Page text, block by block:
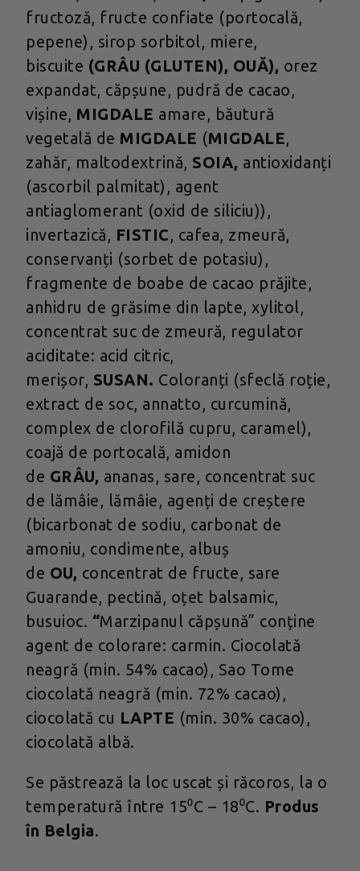
fructoză, fructe confiate (portocală,
pepene), sirop sorbitol, miere,
biscuite (GRÂU (GLUTEN), OUĂ), orez
expandat, căpșune, pudră de cacao,
vișine, MIGDALE amare, băutură
vegetală de MIGDALE (MIGDALE,
zahăr, maltodextrină, SOIA, antioxidanți
(ascorbil palmitat), agent
antiaglomerant (oxid de siliciu)),
invertazică, FISTIC, cafea, zmeură,
conservanți (sorbet de potasiu),
fragmente de boabe de cacao prăjite,
anhidru de grăsime din lapte, xylitol,
concentrat suc de zmeură, regulator
aciditate: acid citric,
merișor, SUSAN. Coloranți (sfeclă roție,
extract de soc, annatto, curcumină,
complex de clorofilă cupru, caramel),
coajă de portocală, amidon
de GRÂU, ananas, sare, concentrat suc
de lămâie, lămâie, agenți de creștere
(bicarbonat de sodiu, carbonat de
amoniu, condimente, albuș
de OU, concentrat de fructe, sare
Guarande, pectină, oțet balsamic,
busuioc. “Marzipanul căpșună” conține
agent de colorare: carmin. Ciocolată
neagră (min. 54% cacao), Sao Tome
ciocolată neagră (min. 72% cacao),
ciocolată cu LAPTE (min. 30% cacao),
ciocolată albă.
Se păstrează la loc uscat și răcoros, la o
temperatură între 15⁰C – 18⁰C. Produs
în Belgia.